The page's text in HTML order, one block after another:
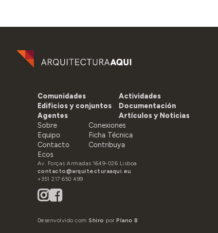
Comunidades
Edificios y conjuntos
Agentes
Actividades
Documentación
Artículos y Noticias
Sobre
Equipo
Contacto
Ecos
Conexiones
Ficha Técnica
Contribuya
Av. Forças Armadas 1649-026 Lisboa
contacto@arquitecturaaqui.eu
+351 217 650 499
Desenvolvido comShiro porPlano B